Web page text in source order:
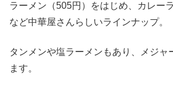
ラーメン（505円）をはじめ、カレー
など中華屋さんらしいラインナップ。
タンメンや塩ラーメンもあり、メジャ
ます。